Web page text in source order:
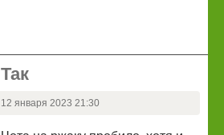
Так
12 января 2023 21:30